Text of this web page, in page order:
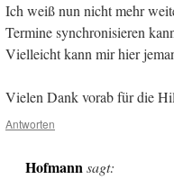
Ich weiß nun nicht mehr
Termine synchronisieren
Vielleicht kann mir hier
Vielen Dank vorab für die
Antworten
Hofmann sagt: